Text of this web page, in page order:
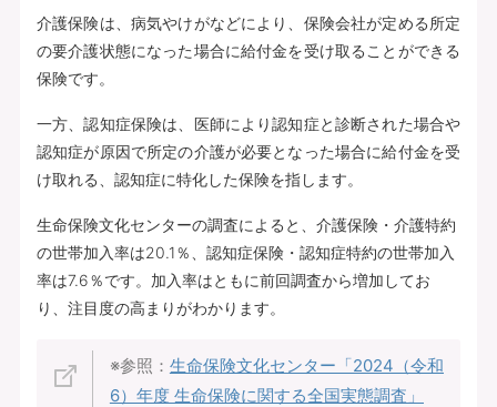
介護保険は、病気やけがなどにより、保険会社が定める所定
の要介護状態になった場合に給付金を受け取ることができる
保険です。
一方、認知症保険は、医師により認知症と診断された場合や
認知症が原因で所定の介護が必要となった場合に給付金を受
け取れる、認知症に特化した保険を指します。
生命保険文化センターの調査によると、介護保険・介護特約
の世帯加入率は20.1％、認知症保険・認知症特約の世帯加入
率は7.6％です。加入率はともに前回調査から増加してお
り、注目度の高まりがわかります。
※参照： 生命保険文化センター「2024（令和
6）年度 生命保険に関する全国実態調査」